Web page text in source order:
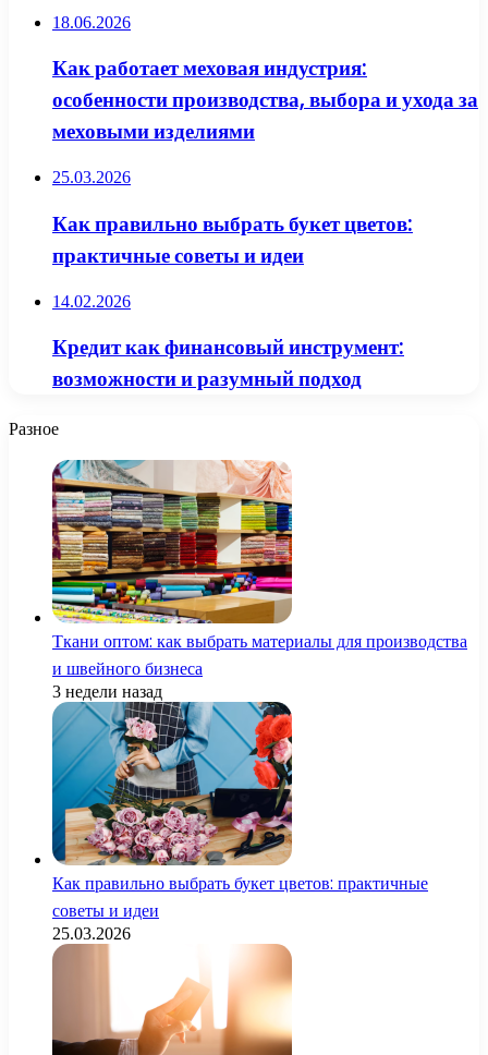
18.06.2026
Как работает меховая индустрия:
особенности производства, выбора и ухода за
меховыми изделиями
25.03.2026
Как правильно выбрать букет цветов:
практичные советы и идеи
14.02.2026
Кредит как финансовый инструмент:
возможности и разумный подход
Разное
Ткани оптом: как выбрать материалы для производства
и швейного бизнеса
3 недели назад
Как правильно выбрать букет цветов: практичные
советы и идеи
25.03.2026